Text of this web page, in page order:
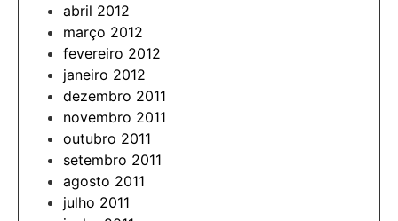
abril 2012
março 2012
fevereiro 2012
janeiro 2012
dezembro 2011
novembro 2011
outubro 2011
setembro 2011
agosto 2011
julho 2011